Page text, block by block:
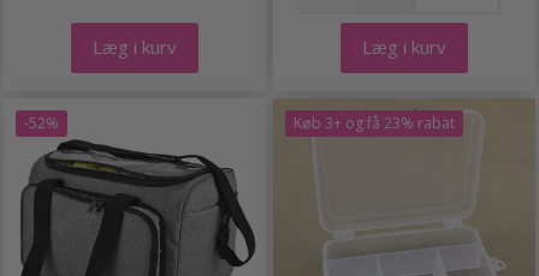
Læg i kurv Læg i kurv
-52% Køb 3+ og få 23% rabat